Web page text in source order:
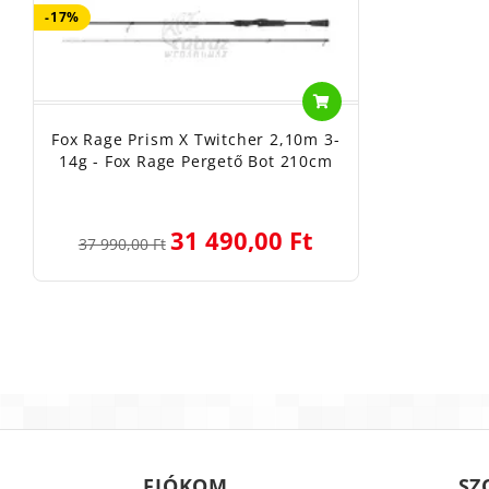
-17%
Fox Rage Prism X Twitcher 2,10m 3-
14g - Fox Rage Pergető Bot 210cm
37 990,00 Ft 31 490,00 Ft